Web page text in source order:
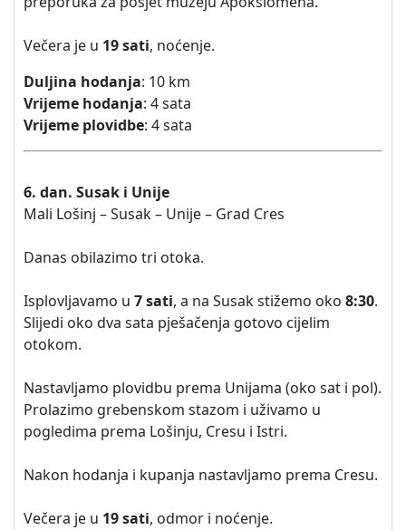
Večera je u 19 sati, noćenje.
Duljina hodanja: 10 km
Vrijeme hodanja: 4 sata
Vrijeme plovidbe: 4 sata
6. dan. Susak i Unije
Mali Lošinj – Susak – Unije – Grad Cres
Danas obilazimo tri otoka.
Isplovljavamo u 7 sati, a na Susak stižemo oko 8:30.
Slijedi oko dva sata pješačenja gotovo cijelim
otokom.
Nastavljamo plovidbu prema Unijama (oko sat i pol).
Prolazimo grebenskom stazom i uživamo u
pogledima prema Lošinju, Cresu i Istri.
Nakon hodanja i kupanja nastavljamo prema Cresu.
Večera je u 19 sati, odmor i noćenje.